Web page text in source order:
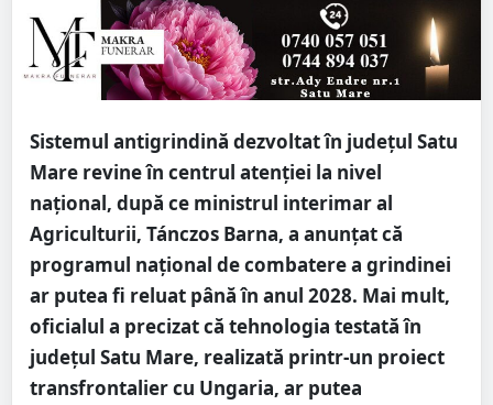
Sistemul antigrindină dezvoltat în județul Satu
Mare revine în centrul atenției la nivel
național, după ce ministrul interimar al
Agriculturii, Tánczos Barna, a anunțat că
programul național de combatere a grindinei
ar putea fi reluat până în anul 2028. Mai mult,
oficialul a precizat că tehnologia testată în
județul Satu Mare, realizată printr-un proiect
transfrontalier cu Ungaria, ar putea